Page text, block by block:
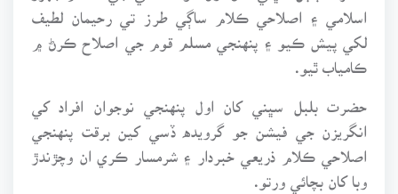
اسلامي ۽ اصلاحي ڪلام ساڳي طرز تي رحيمان لطيف
لکي پيش ڪيو ۽ پنهنجي مسلم قوم جي اصلاح ڪرڻ ۾
ڪامياب ٿيو.
حضرت بلبل سڀني کان اول پنهنجي نوجوان افراد کي
انگريزن جي فيشن جو گرويده ڏسي کين برقت پنهنجي
اصلاحي ڪلام ذريعي خبردار ۽ شرمسار ڪري ان وچڙندڙ
وبا کان بچائي ورتو.